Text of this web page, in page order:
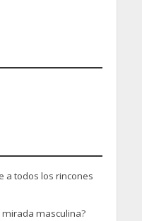
a todos los rincones
masculina?